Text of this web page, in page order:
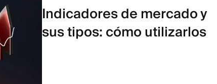
Indicadores de mercado y
sus tipos: cómo utilizarlos